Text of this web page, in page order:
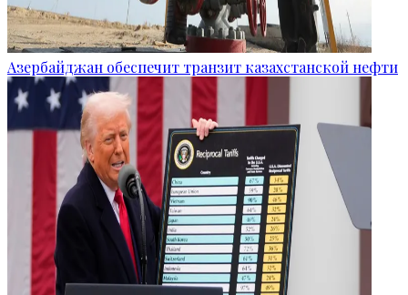
Азербайджан обеспечит транзит казахстанской нефти